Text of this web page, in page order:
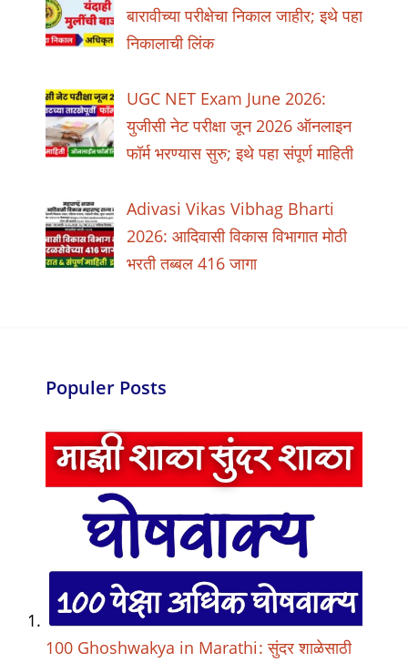
बारावीच्या परीक्षेचा निकाल जाहीर; इथे पहा
निकालाची लिंक
UGC NET Exam June 2026:
युजीसी नेट परीक्षा जून 2026 ऑनलाइन
फॉर्म भरण्यास सुरु; इथे पहा संपूर्ण माहिती
Adivasi Vikas Vibhag Bharti
2026: आदिवासी विकास विभागात मोठी
भरती तब्बल 416 जागा
Populer Posts
100 Ghoshwakya in Marathi: सुंदर शाळेसाठी